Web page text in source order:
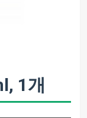
1개